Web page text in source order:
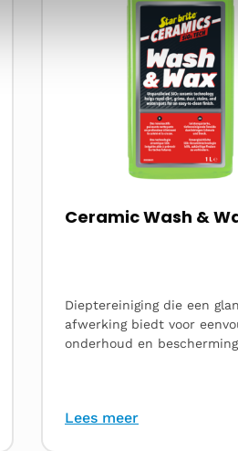
Ceramic Wash &
Dieptereiniging die een
afwerking biedt voor
onderhoud en
Lees meer